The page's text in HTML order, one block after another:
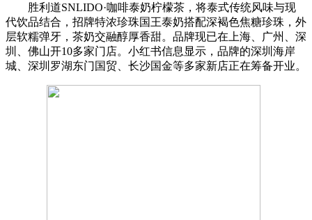
胜利道SNLIDO·咖啡泰奶柠檬茶，将泰式传统风味与现
代饮品结合，招牌特浓珍珠国王泰奶搭配深褐色焦糖珍珠，外
层软糯弹牙，茶奶交融醇厚香甜。品牌现已在上海、广州、深
圳、佛山开10多家门店。小红书信息显示，品牌的深圳海岸
城、深圳罗湖东门国贸、长沙国金等多家新店正在筹备开业。